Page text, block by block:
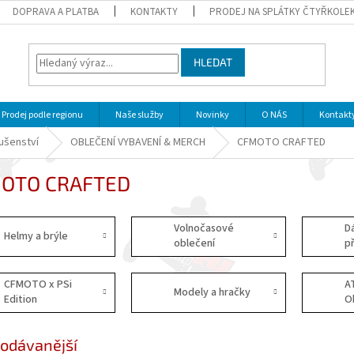
DOPRAVA A PLATBA KONTAKTY PRODEJ NA SPLÁTKY
HLEDAT
Prodej podle regionu Naše služby Novinky O NÁS
OBLEČENÍ VYBAVENÍ & MERCH CFMOTO CRAFTED
CRAFTED
Helmy a brýle
Volnočasové
oblečení
CFMOTO x PSi
Edition
Modely a hračky